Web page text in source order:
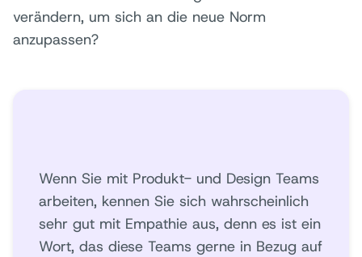
verändern, um sich an die neue Norm
anzupassen?
Wenn Sie mit Produkt- und Design Teams
arbeiten, kennen Sie sich wahrscheinlich
sehr gut mit Empathie aus, denn es ist ein
Wort, das diese Teams gerne in Bezug auf